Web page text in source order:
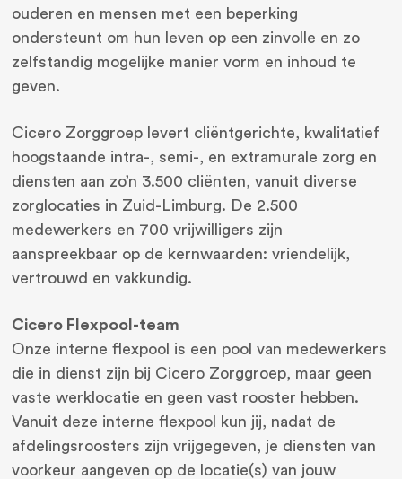
ouderen en mensen met een beperking
ondersteunt om hun leven op een zinvolle en zo
zelfstandig mogelijke manier vorm en inhoud te
geven.
Cicero Zorggroep levert cliëntgerichte, kwalitatief
hoogstaande intra-, semi-, en extramurale zorg en
diensten aan zo’n 3.500 cliënten, vanuit diverse
zorglocaties in Zuid-Limburg. De 2.500
medewerkers en 700 vrijwilligers zijn
aanspreekbaar op de kernwaarden: vriendelijk,
vertrouwd en vakkundig.
Cicero Flexpool-team
Onze interne flexpool is een pool van medewerkers
die in dienst zijn bij Cicero Zorggroep, maar geen
vaste werklocatie en geen vast rooster hebben.
Vanuit deze interne flexpool kun jij, nadat de
afdelingsroosters zijn vrijgegeven, je diensten van
voorkeur aangeven op de locatie(s) van jouw